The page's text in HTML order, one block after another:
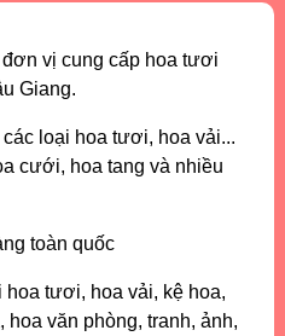
đơn vị cung cấp hoa tươi
Giang.
loại hoa tươi, hoa vải...
cưới, hoa tang và nhiều
toàn quốc
tươi, hoa vải, kệ hoa,
hoa văn phòng, tranh, ảnh,